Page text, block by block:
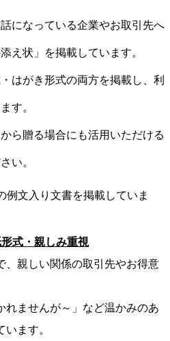
になっている企業やお取引先へ
え状」を掲載しています。
はがき形式の両方を掲載し、利
す。
ら贈る場合にも活用いただける
い。
例文入り文書を掲載していま
式・親しみ重視
、親しい関係の取引先やお得意
れませんが～」など温かみのあ
ます。